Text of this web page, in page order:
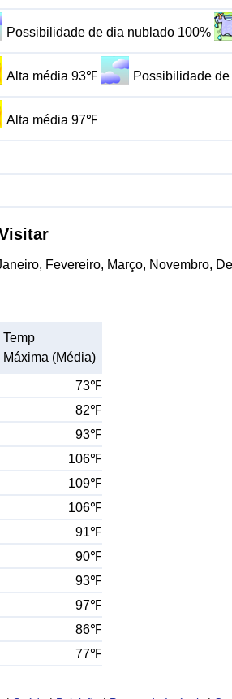
Possibilidade de dia nublado 100%
Alta média 93℉ Possibilidade
Alta média 97℉
Fevereiro, Março, Novembro,
Temp
Máxima (Média)
73℉
82℉
93℉
106℉
109℉
106℉
91℉
90℉
93℉
97℉
86℉
77℉